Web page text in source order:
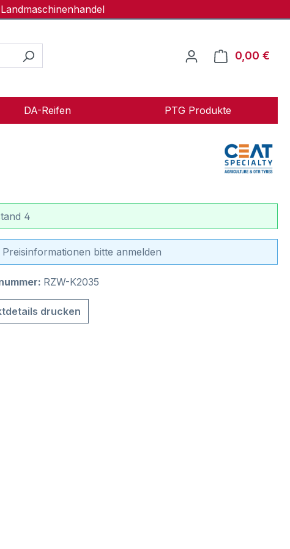
0,00 €
DA-Reifen PTG Produkte
4
Preisinformationen bitte anmelden
RZW-K2035
drucken